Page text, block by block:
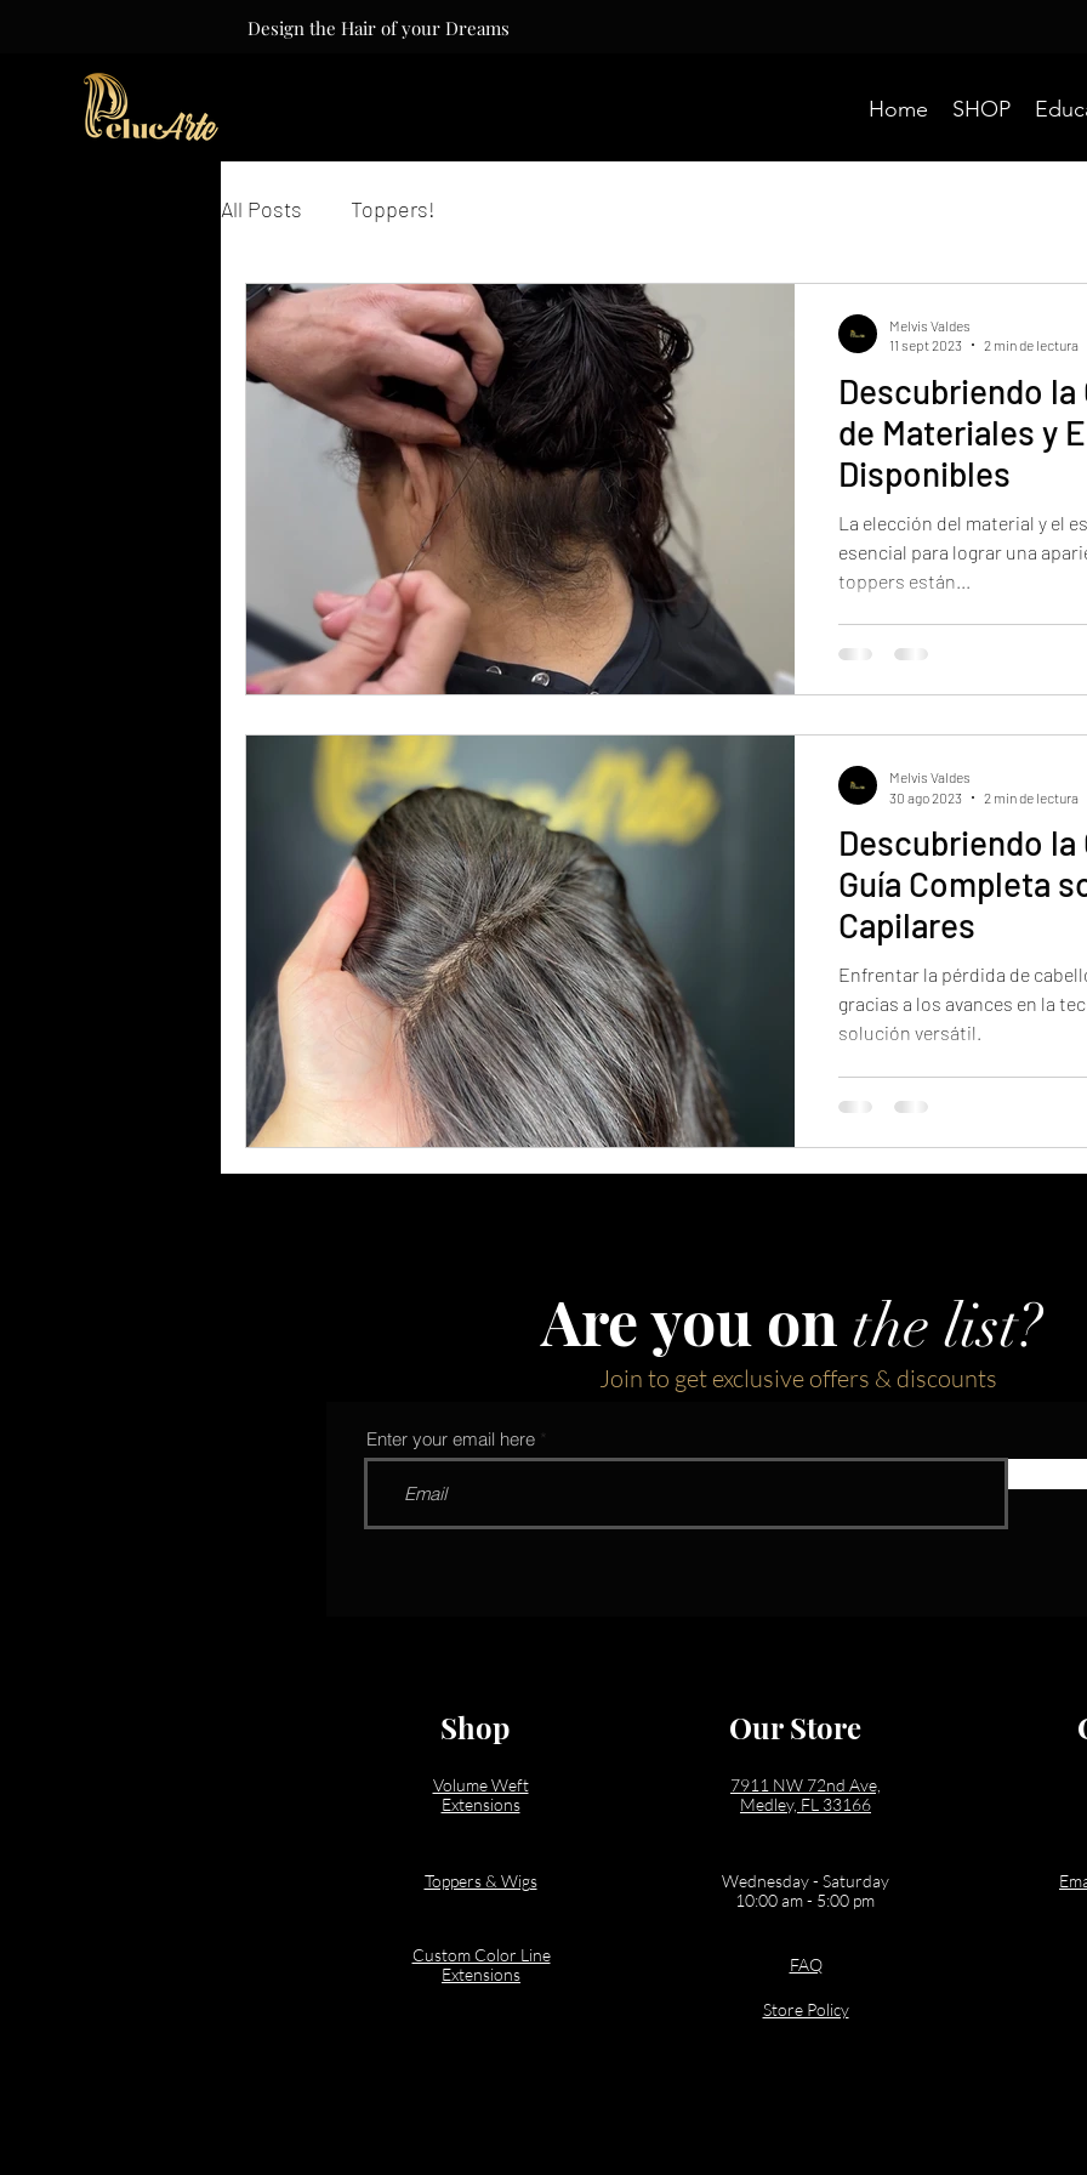
Home SHOP
Design the Hair of your Dreams
All Posts Toppers!
Descubriendo
de Materiales y
Disponibles
La elección del material y el
esencial para lograr una
toppers están...
Melvis Valdes
11 sept 2023
2 min de lectura
Descubriendo
Guía Completa
Capilares
Enfrentar la pérdida de
gracias a los avances en la
solución versátil.
Melvis Valdes
30 ago 2023
2 min de lectura
Are you on the list?
Join to get exclusive offers & discounts
Enter your email here
Store Policy
Shop
Volume Weft
Extensions
Toppers & Wigs
Custom Color Line
Extensions
Our Store
7911 NW 72nd Ave,
Medley, FL 33166
Wednesday - Saturday
10:00 am - 5:00 pm
FAQ